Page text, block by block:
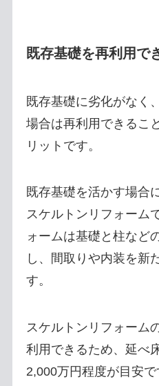
既存基礎を再利用で
既存基礎に劣化がなく
場合は再利用できるこ
リットです。
既存基礎を活かす場合
スケルトンリフォーム
ォームは基礎と柱など
し、間取りや内装を新
す。
スケルトンリフォーム
利用できるため、延べ
2,000万円程度が目安